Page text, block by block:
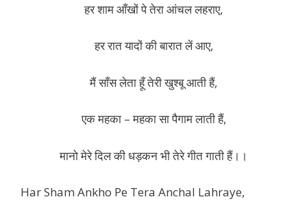
हर शाम आँखों पे तेरा आंचल लहराए,
हर रात यादों की बारात लें आए,
मैं साँस लेता हूँ तेरी खुश्बू आती हैं,
एक महका – महका सा पैगाम लाती हैं,
मानो मेरे दिल की धड़कन भी तेरे गीत गाती हैं।।
Har Sham Ankho Pe Tera Anchal Lahraye,